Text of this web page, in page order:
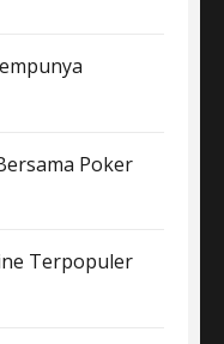
Poker
Terpopuler